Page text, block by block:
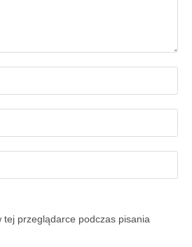
przeglądarce podczas pisania